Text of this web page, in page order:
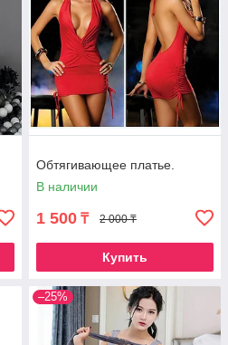
Обтягивающее платье.
В наличии
1 500 ₸ 2 000 ₸
Купить
–25%